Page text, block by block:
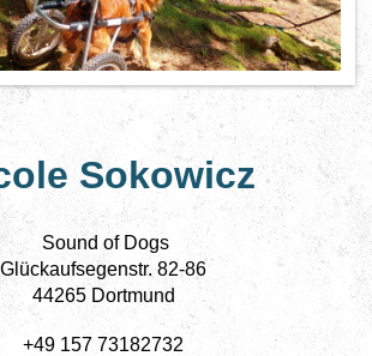
Sokowicz
Sound of Dogs
Glückaufsegenstr. 82-86
44265 Dortmund
+49 157 73182732